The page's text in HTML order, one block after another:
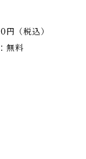
（税込）
無料